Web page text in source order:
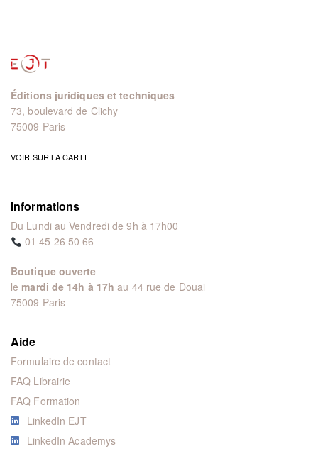
Éditions juridiques et techniques
73, boulevard de Clichy
75009 Paris
VOIR SUR LA CARTE
Informations
Du Lundi au Vendredi de 9h à 17h00
01 45 26 50 66
Boutique ouverte
le mardi de 14h à 17h au 44 rue de Douai
75009 Paris
Aide
Formulaire de contact
FAQ Librairie
FAQ Formation
LinkedIn EJT
LinkedIn Academys